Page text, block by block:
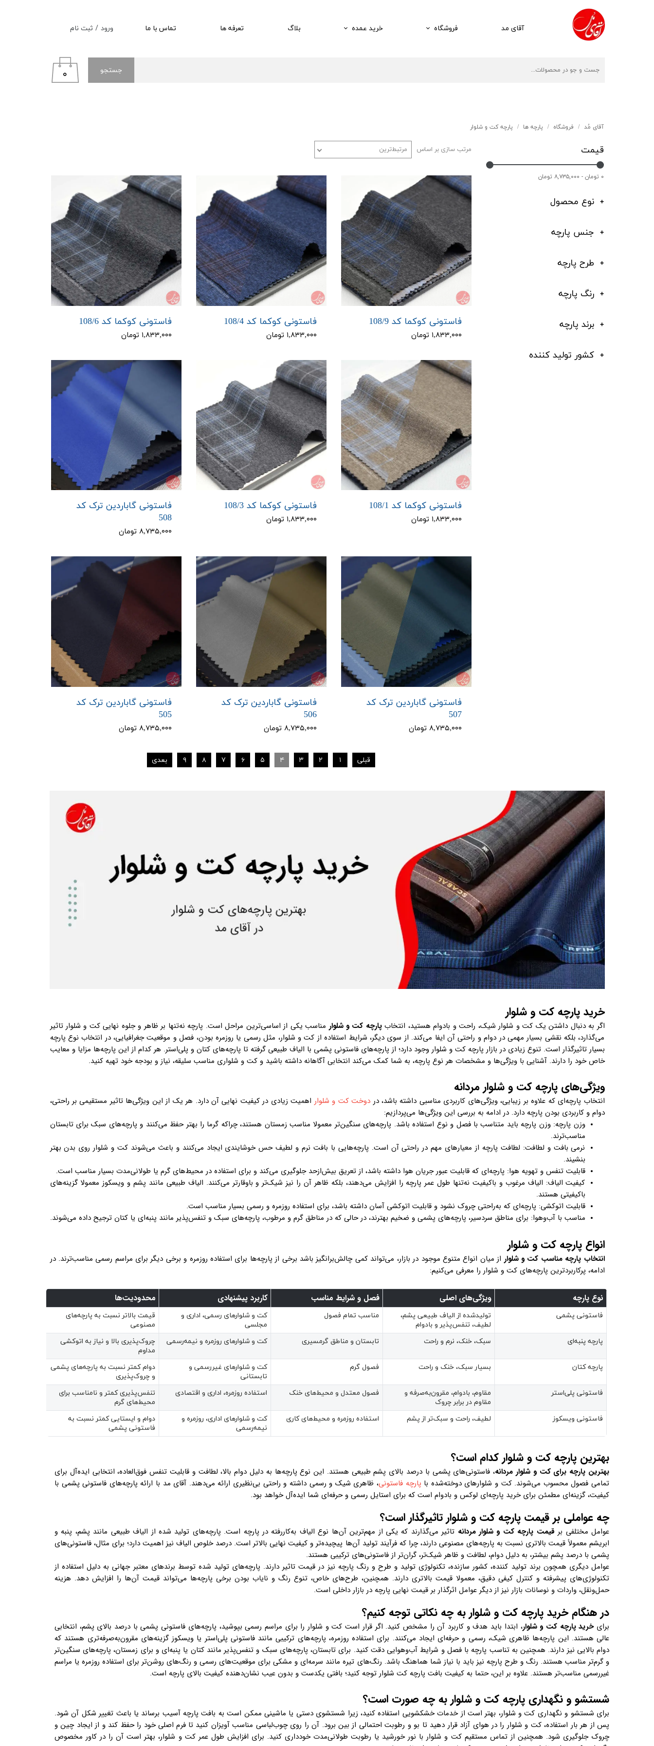
ورود / ثبت نام
تغییر گذر واژه
سفارشات
آقای مد فروشگاه خرید عمده بلاگ تعرفه ها تماس با ما
جستجو ۰
آقای مُد فروشگاه پارچه ها پارچه کت و شلوار
قیمت
۰ تومان - ۸,۷۳۵,۰۰۰ تومان
برند پارچه
کشور تولید کننده
رنگ پارچه
طرح پارچه
جنس پارچه
نوع محصول
مرتب سازی بر اساس مرتبط‌ترین
فاستونی کوکما کد 108/9
۱,۸۳۳,۰۰۰ تومان
فاستونی کوکما کد 108/4
۱,۸۳۳,۰۰۰ تومان
فاستونی کوکما کد 108/6
۱,۸۳۳,۰۰۰ تومان
فاستونی کوکما کد 108/1
۱,۸۳۳,۰۰۰ تومان
فاستونی کوکما کد 108/3
۱,۸۳۳,۰۰۰ تومان
فاستونی گاباردین ترک کد
508
۸,۷۳۵,۰۰۰ تومان
فاستونی گاباردین ترک کد
507
۸,۷۳۵,۰۰۰ تومان
فاستونی گاباردین ترک کد
506
۸,۷۳۵,۰۰۰ تومان
فاستونی گاباردین ترک کد
505
۸,۷۳۵,۰۰۰ تومان
قبلی ۱ ۲ ۳ ۴ ۵ ۶ ۷ ۸ ۹ بعدی
خرید پارچه کت و شلوار
اگر به دنبال داشتن یک کت و شلوار شیک، راحت و بادوام هستید، انتخابپارچه کت و شلوار مناسب یکی از اساسی‌ترین مراحل است. پارچه نه‌تنها بر ظاهر و جلوه نهایی کت و شلوار تاثیر
می‌گذارد، بلکه نقشی بسیار مهمی در دوام و راحتی آن ایفا می‌کند. از سوی دیگر، شرایط استفاده از کت و شلوار، مثل رسمی یا روزمره بودن، فصل و موقعیت جغرافیایی، در انتخاب نوع پارچه
بسیار تاثیرگذار است. تنوع زیادی در بازار پارچه کت و شلوار وجود دارد؛ از پارچه‌های فاستونی پشمی با الیاف طبیعی گرفته تا پارچه‌های کتان و پلی‌استر. هر کدام از این پارچه‌ها مزایا و معایب
خاص خود را دارند. آشنایی با ویژگی‌ها و مشخصات هر نوع پارچه، به شما کمک می‌کند انتخابی آگاهانه داشته باشید و کت و شلواری مناسب سلیقه، نیاز و بودجه خود تهیه کنید.
ویژگی‌های پارچه کت و شلوار مردانه
انتخاب پارچه‌ای که علاوه بر زیبایی، ویژگی‌های کاربردی مناسبی داشته باشد، در دوخت کت و شلوار اهمیت زیادی در کیفیت نهایی آن دارد. هر یک از این ویژگی‌ها تاثیر مستقیمی بر راحتی،
دوام و کاربردی بودن پارچه دارد. در ادامه به بررسی این ویژگی‌ها می‌پردازیم:
وزن پارچه: وزن پارچه باید متناسب با فصل و نوع استفاده باشد. پارچه‌های سنگین‌تر معمولا مناسب زمستان هستند، چراکه گرما را بهتر حفظ می‌کنند و پارچه‌های سبک برای تابستان
مناسب‌ترند.
نرمی بافت و لطافت: لطافت پارچه از معیارهای مهم در راحتی آن است. پارچه‌هایی با بافت نرم و لطیف حس خوشایندی ایجاد می‌کنند و باعث می‌شوند کت و شلوار روی بدن بهتر
بنشیند.
قابلیت تنفس و تهویه هوا: پارچه‌ای که قابلیت عبور جریان هوا داشته باشد، از تعریق بیش‌ازحد جلوگیری می‌کند و برای استفاده در محیط‌های گرم یا طولانی‌مدت بسیار مناسب است.
کیفیت الیاف: الیاف مرغوب و باکیفیت نه‌تنها طول عمر پارچه را افزایش می‌دهند، بلکه ظاهر آن را نیز شیک‌تر و باوقارتر می‌کنند. الیاف طبیعی مانند پشم و ویسکوز معمولا گزینه‌های
باکیفیتی هستند.
قابلیت اتوکشی: پارچه‌ای که به‌راحتی چروک نشود و قابلیت اتوکشی آسان داشته باشد، برای استفاده روزمره و رسمی بسیار مناسب است.
مناسب با آب‌وهوا: برای مناطق سردسیر، پارچه‌های پشمی و ضخیم بهترند، در حالی که در مناطق گرم و مرطوب، پارچه‌های سبک و تنفس‌پذیر مانند پنبه‌ای یا کتان ترجیح داده می‌شوند.
انواع پارچه کت و شلوار
انتخاب پارچه مناسب کت و شلوار از میان انواع متنوع موجود در بازار، می‌تواند کمی چالش‌برانگیز باشد برخی از پارچه‌ها برای استفاده روزمره و برخی دیگر برای مراسم رسمی مناسب‌ترند. در
ادامه، پرکاربردترین پارچه‌های کت و شلوار را معرفی می‌کنیم:
نوع پارچه ویژگی‌های اصلی فصل و شرایط مناسب کاربرد پیشنهادی محدودیت‌ها
فاستونی پشمی
تولیدشده از الیاف طبیعی پشم،
لطیف، تنفس‌پذیر و بادوام
مناسب تمام فصول
کت و شلوارهای رسمی، اداری و
مجلسی
قیمت بالاتر نسبت به پارچه‌های
مصنوعی
پارچه پنبه‌ای
سبک، خنک، نرم و راحت تابستان و مناطق گرمسیری کت و شلوارهای روزمره و نیمه‌رسمی
چروک‌پذیری بالا و نیاز به اتوکشی
مداوم
پارچه کتان
بسیار سبک، خنک و راحت فصول گرم
کت و شلوارهای غیررسمی و
تابستانی
دوام کمتر نسبت به پارچه‌های پشمی
و چروک‌پذیری
فاستونی پلی‌استر
مقاوم، بادوام، مقرون‌به‌صرفه و
مقاوم در برابر چروک
فصول معتدل و محیط‌های خنک استفاده روزمره، اداری و اقتصادی
تنفس‌پذیری کمتر و نامناسب برای
محیط‌های گرم
فاستونی ویسکوز
لطیف، راحت و سبک‌تر از پشم استفاده روزمره و محیط‌های کاری
کت و شلوارهای اداری، روزمره و
نیمه‌رسمی
دوام و ایستایی کمتر نسبت به
فاستونی پشمی
بهترین پارچه‌ کت و شلوار کدام است؟
بهترین پارچه برای کت و شلوار مردانه، فاستونی‌های پشمی با درصد بالای پشم طبیعی هستند. این نوع پارچه‌ها به دلیل دوام بالا، لطافت و قابلیت تنفس فوق‌العاده، انتخابی ایده‌آل برای
تمامی فصول محسوب می‌شوند. کت و شلوارهای دوخته‌شده با پارچه فاستونی، ظاهری شیک و رسمی داشته و راحتی بی‌نظیری ارائه می‌دهند. آقای مد با ارائه پارچه‌های فاستونی پشمی با
کیفیت، گزینه‌ای مطمئن برای خرید پارچه‌ای لوکس و بادوام است که برای استایل رسمی و حرفه‌ای شما ایده‌آل خواهد بود.
چه عواملی بر قیمت پارچه کت و شلوار تاثیرگذار است؟
عوامل مختلفی بر قیمت پارچه کت و شلوار مردانه تاثیر می‌گذارند که یکی از مهم‌ترین آن‌ها نوع الیاف به‌کاررفته در پارچه است. پارچه‌های تولید شده از الیاف طبیعی مانند پشم، پنبه و
ابریشم معمولاً قیمت بالاتری نسبت به پارچه‌های مصنوعی دارند، چرا که فرآیند تولید آن‌ها پیچیده‌تر و کیفیت نهایی بالاتر است. درصد خلوص الیاف نیز اهمیت دارد؛ برای مثال، فاستونی‌های
پشمی با درصد پشم بیشتر، به دلیل دوام، لطافت و ظاهر شیک‌تر، گران‌تر از فاستونی‌های ترکیبی هستند.
عوامل دیگری همچون برند تولید کننده، کشور سازنده، تکنولوژی تولید و طرح و رنگ پارچه نیز در قیمت تاثیر دارند. پارچه‌های تولید شده توسط برندهای معتبر جهانی به دلیل استفاده از
تکنولوژی‌های پیشرفته و کنترل کیفی دقیق، معمولا قیمت بالاتری دارند. همچنین، طرح‌های خاص، تنوع رنگ و نایاب بودن برخی پارچه‌ها می‌تواند قیمت آن‌ها را افزایش دهد. هزینه
حمل‌ونقل، واردات و نوسانات بازار نیز از دیگر عوامل اثرگذار بر قیمت نهایی پارچه در بازار داخلی است.
در هنگام خرید پارچه کت و شلوار به چه نکاتی توجه کنیم؟
برایخرید پارچه کت و شلوار، ابتدا باید هدف و کاربرد آن را مشخص کنید. اگر قرار است کت و شلوار را برای مراسم رسمی بپوشید، پارچه‌های فاستونی پشمی با درصد بالای پشم، انتخابی
عالی هستند. این پارچه‌ها ظاهری شیک، رسمی و حرفه‌ای ایجاد می‌کنند. برای استفاده روزمره، پارچه‌های ترکیبی مانند فاستونی پلی‌استر یا ویسکوز گزینه‌های مقرون‌به‌صرفه‌تری هستند که
دوام بالایی نیز دارند. همچنین به تناسب پارچه با فصل و شرایط آب‌وهوایی دقت کنید. برای تابستان، پارچه‌های سبک و تنفس‌پذیر مانند کتان یا پنبه‌ای و برای زمستان، پارچه‌های سنگین‌تر
و گرم‌تر مناسب هستند. رنگ و طرح پارچه نیز باید با نیاز شما هماهنگ باشد. رنگ‌های تیره مانند سرمه‌ای و مشکی برای موقعیت‌های رسمی و رنگ‌های روشن‌تر برای استفاده روزمره یا مراسم
غیررسمی مناسب‌تر هستند. علاوه بر این، حتما به کیفیت بافت پارچه کت شلوار توجه کنید؛ بافتی یکدست و بدون عیب نشان‌دهنده کیفیت بالای پارچه است.
شستشو و نگهداری پارچه کت و شلوار به چه صورت است؟
برای شستشو و نگهداری کت و شلوار، بهتر است از خدمات خشکشویی استفاده کنید، زیرا شستشوی دستی یا ماشینی ممکن است به بافت پارچه آسیب برساند یا باعث تغییر شکل آن شود.
پس از هر بار استفاده، کت و شلوار را در هوای آزاد قرار دهید تا بو و رطوبت احتمالی از بین برود. آن را روی چوب‌لباسی مناسب آویزان کنید تا فرم اصلی خود را حفظ کند و از ایجاد چین و
چروک جلوگیری شود. همچنین از تماس مستقیم کت و شلوار با نور خورشید یا رطوبت طولانی‌مدت خودداری کنید. برای افزایش طول عمر کت و شلوار، بهتر است آن را در کاور مخصوص